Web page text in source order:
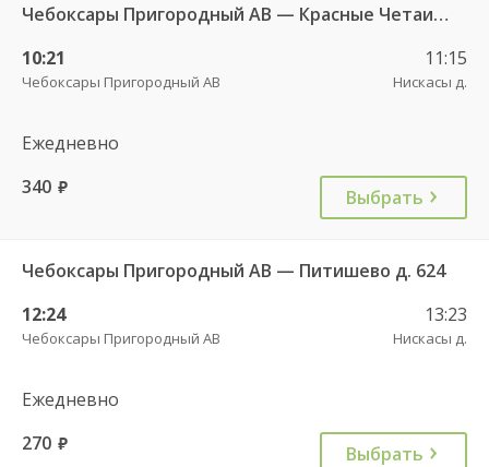
Чебоксары Пригородный АВ — Красные Четаи с. ДКП ч/з Нискасы д. 533
10:21
Чебоксары Пригородный АВ
11:15
Нискасы д.
Ежедневно
340 руб. Выбрать
Чебоксары Пригородный АВ — Питишево д. 624
12:24
Чебоксары Пригородный АВ
13:23
Нискасы д.
Ежедневно
270 руб. Выбрать